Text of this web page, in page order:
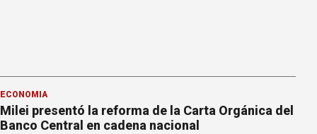
ECONOMÍA
Milei presentó la reforma de la Carta Orgánica del
Banco Central en cadena nacional